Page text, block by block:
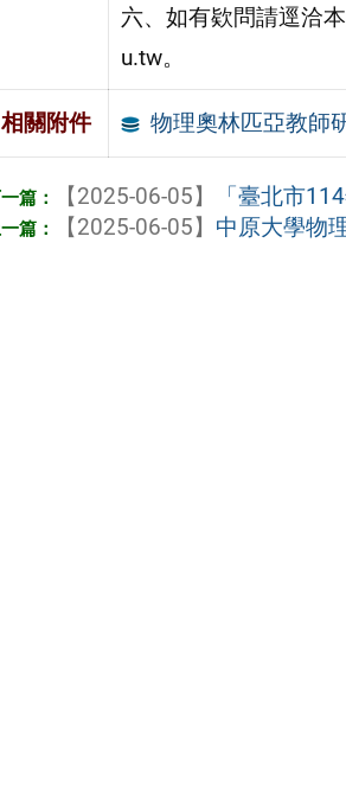
六、如有欵問請逕洽
u.tw。
相關附件 物理奧林匹亞教師
【2025-06-05】
「臺北市
【2025-06-05】 中原大學物